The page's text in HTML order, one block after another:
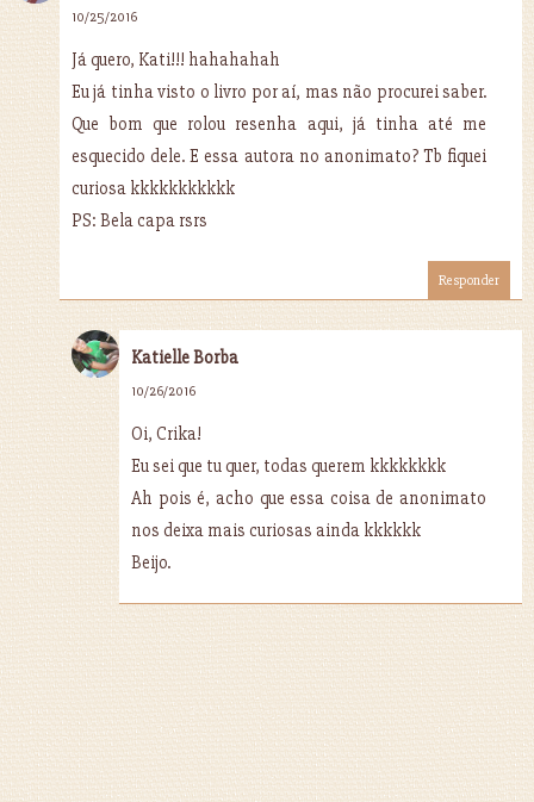
10/25/2016
Já quero, Kati!!! hahahahah
Eu já tinha visto o livro por aí, mas não procurei saber.
Que bom que rolou resenha aqui, já tinha até me
esquecido dele. E essa autora no anonimato? Tb fiquei
curiosa kkkkkkkkkkk
PS: Bela capa rsrs
Responder
Katielle Borba
10/26/2016
Oi, Crika!
Eu sei que tu quer, todas querem kkkkkkkk
Ah pois é, acho que essa coisa de anonimato
nos deixa mais curiosas ainda kkkkkk
Beijo.